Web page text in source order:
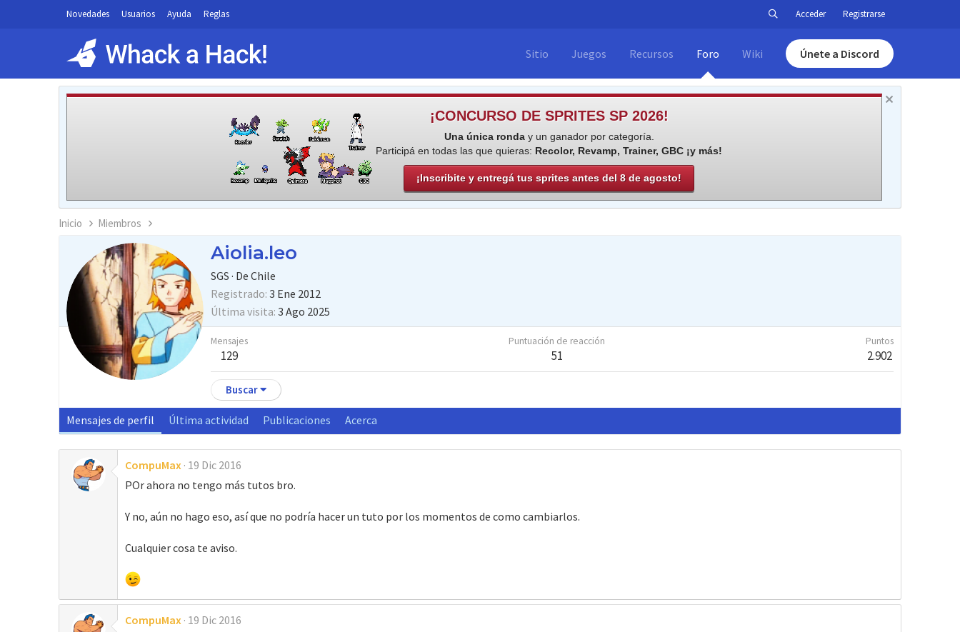
Novedades Usuarios Ayuda Reglas Acceder Registrarse
Sitio Juegos Recursos Foro Wiki Únete a Discord
¡CONCURSO DE SPRITES SP 2026!
Una única ronday un ganador por categoría.
Participá en todas las que quieras: Recolor, Revamp, Trainer, GBC ¡y más!
¡Inscribite y entregá tus sprites antes del 8 de agosto!
Inicio Miembros
Aiolia.leo
SGS · De Chile
Registrado 3 Ene 2012
Última visita 3 Ago 2025
Mensajes
129
Puntuación de reacción
51
Puntos
2.902
Buscar
Mensajes de perfil Última actividad Publicaciones Acerca
CompuMax 19 Dic 2016
POr ahora no tengo más tutos bro.
Y no, aún no hago eso, así que no podría hacer un tuto por los momentos de como cambiarlos.
Cualquier cosa te aviso.
CompuMax 19 Dic 2016